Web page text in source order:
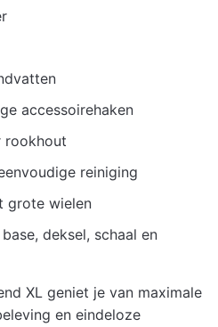
accessoirehaken
rookhout
reiniging
grote wielen
deksel, schaal en
XL geniet je van maximale
en eindeloze